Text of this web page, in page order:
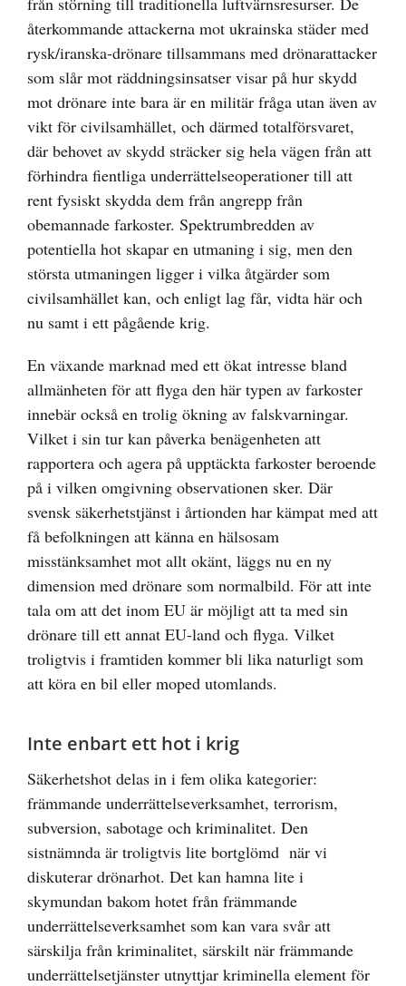
återkommande attackerna mot ukrainska städer med
rysk/iranska-drönare tillsammans med drönarattacker
som slår mot räddningsinsatser visar på hur skydd
mot drönare inte bara är en militär fråga utan även av
vikt för civilsamhället, och därmed totalförsvaret,
där behovet av skydd sträcker sig hela vägen från att
förhindra fientliga underrättelseoperationer till att
rent fysiskt skydda dem från angrepp från
obemannade farkoster. Spektrumbredden av
potentiella hot skapar en utmaning i sig, men den
största utmaningen ligger i vilka åtgärder som
civilsamhället kan, och enligt lag får, vidta här och
nu samt i ett pågående krig.
En växande marknad med ett ökat intresse bland
allmänheten för att flyga den här typen av farkoster
innebär också en trolig ökning av falskvarningar.
Vilket i sin tur kan påverka benägenheten att
rapportera och agera på upptäckta farkoster beroende
på i vilken omgivning observationen sker. Där
svensk säkerhetstjänst i årtionden har kämpat med att
få befolkningen att känna en hälsosam
misstänksamhet mot allt okänt, läggs nu en ny
dimension med drönare som normalbild. För att inte
tala om att det inom EU är möjligt att ta med sin
drönare till ett annat EU-land och flyga. Vilket
troligtvis i framtiden kommer bli lika naturligt som
att köra en bil eller moped utomlands.
Inte enbart ett hot i krig
Säkerhetshot delas in i fem olika kategorier:
främmande underrättelseverksamhet, terrorism,
subversion, sabotage och kriminalitet. Den
sistnämnda är troligtvis lite bortglömd när vi
diskuterar drönarhot. Det kan hamna lite i
skymundan bakom hotet från främmande
underrättelseverksamhet som kan vara svår att
särskilja från kriminalitet, särskilt när främmande
underrättelsetjänster utnyttjar kriminella element för